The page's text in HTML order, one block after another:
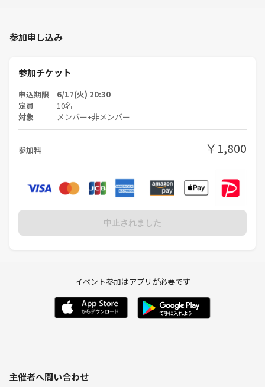
参加申し込み
参加チケット
申込期限 6/17(火) 20:30
定員 10名
対象 メンバー+非メンバー
参加料 ￥1,800
中止されました
イベント参加はアプリが必要です
主催者へ問い合わせ